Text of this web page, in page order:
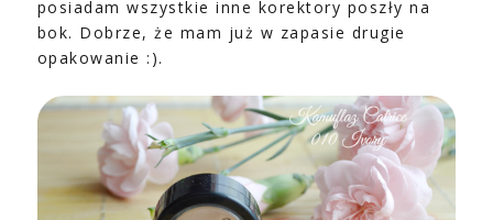
posiadam wszystkie inne korektory poszły na
bok. Dobrze, że mam już w zapasie drugie
opakowanie :).